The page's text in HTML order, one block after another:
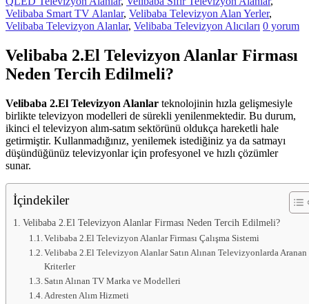
hemen
bize
satarak
ödeme
alabilirsiniz.
TV
adresten
alım
yapıyor
Velibaba Smart TV Alanlar, Velibaba Televizyon Alan Yerler,
Velibaba Televizyon Alanlar, Velibaba Televizyon Alıcıları 0 yorum
Velibaba 2.El Televizyon Alanlar Firması
Neden Tercih Edilmeli?
Velibaba 2.El Televizyon Alanlar teknolojinin hızla gelişmesiyle
birlikte televizyon modelleri de sürekli yenilenmektedir. Bu durum,
ikinci el televizyon alım-satım sektörünü oldukça hareketli hale
getirmiştir. Kullanmadığınız, yenilemek istediğiniz ya da satmayı
düşündüğünüz televizyonlar için profesyonel ve hızlı çözümler
sunar.
İçindekiler
Velibaba 2.El Televizyon Alanlar Firması Neden Tercih Edilmeli?
Velibaba 2.El Televizyon Alanlar Firması Çalışma Sistemi
Velibaba 2.El Televizyon Alanlar Satın Alınan Televizyonlarda Aranan
Kriterler
Satın Alınan TV Marka ve Modelleri
Adresten Alım Hizmeti